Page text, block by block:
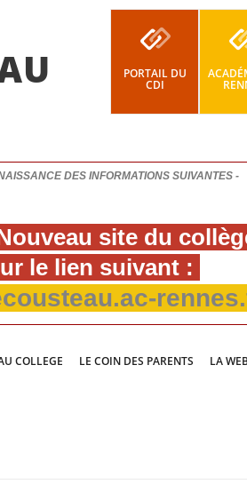
PORTAIL DU
CDI
DES INFORMATIONS SUIVANTES -
site du
le lien suivant :
COLLEGE LE COIN DES PARENTS LA